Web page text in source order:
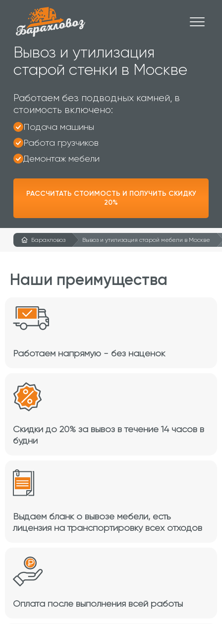
Вывоз и утилизация
старой стенки в Москве
Работаем без подводных камней, в
стоимость включено:
Подача машины
Работа грузчиков
Демонтаж мебели
РАССЧИТАТЬ СТОИМОСТЬ И ПОЛУЧИТЬ СКИДКУ
20%
Барахловоз Вывоз и утилизация старой мебели в Москве
Наши преимущества
Работаем напрямую - без наценок
Скидки до 20% за вывоз в течение 14 часов в
будни
Выдаем бланк о вывозе мебели, есть
лицензия на транспортировку всех отходов
Оплата после выполнения всей работы